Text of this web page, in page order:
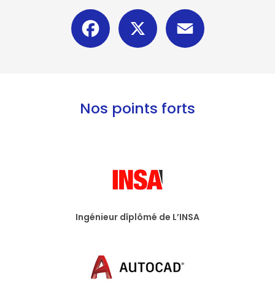
Facebook
Nos points forts
Ingénieur dîplômé de L’INSA